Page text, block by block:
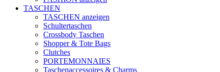
TASCHEN
TASCHEN anzeigen
Schultertaschen
Crossbody Taschen
Shopper & Tote Bags
Clutches
PORTEMONNAIES
Taschenaccessoires & Charms